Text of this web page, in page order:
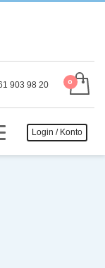
903 98 20
Login / Konto